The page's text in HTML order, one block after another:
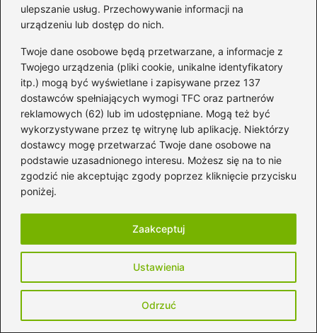
ulepszanie usług. Przechowywanie informacji na
urządzeniu lub dostęp do nich.
Twoje dane osobowe będą przetwarzane, a informacje z
Twojego urządzenia (pliki cookie, unikalne identyfikatory
itp.) mogą być wyświetlane i zapisywane przez 137
dostawców spełniających wymogi TFC oraz partnerów
reklamowych (62) lub im udostępniane. Mogą też być
wykorzystywane przez tę witrynę lub aplikację. Niektórzy
dostawcy mogę przetwarzać Twoje dane osobowe na
podstawie uzasadnionego interesu. Możesz się na to nie
zgodzić nie akceptując zgody poprzez kliknięcie przycisku
poniżej.
Ustawienia
Odrzuć
Zaakceptuj
co właśnie czujemy, a innym razem sprawia,
że przeżywamy coś na nowo. Dlatego warto
uważnie dobierać utwory, ponieważ mogą
one znacząco wpłynąć na nasze
samopoczucie.
Wybór muzyki kształtuje
nasze odczucia i
wspomnienia
Wiele osób ma swoje ulubione utwory, które
kojarzą się z ważnymi momentami w ich
życiu. Często zdarza się, że po latach, gdy
usłyszymy znany refren, natychmiast wracają
do nas wspomnienia orazemocje związane z
konkretnym wydarzeniem. Muzyka wykazuje
niezwykłą moc: potrafi inspirować, pocieszać,
a nawet wzruszać do łez. W odniesieniu do